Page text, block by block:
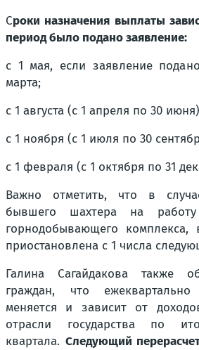
Сроки назначения выплаты
период было подано заявление:
с 1 мая, если заявление
марта;
с 1 августа (с 1 апреля по 30
с 1 ноября (с 1 июля по 30
с 1 февраля (с 1 октября по 31
Важно отметить, что в
бывшего шахтера на
горнодобывающего комплекса,
приостановлена с 1 числа
Галина Сагайдакова также
граждан, что
меняется и зависит от
отрасли государства по
квартала. Следующий